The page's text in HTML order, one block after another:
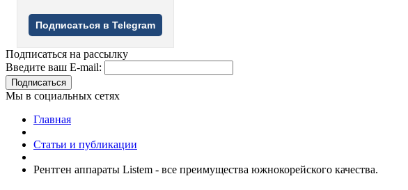
Подписаться в Telegram
Подписаться на рассылку
Введите ваш E-mail:
Подписаться
Мы в социальных сетях
Главная
Статьи и публикации
Рентген аппараты Listem - все преимущества южнокорейского качества.